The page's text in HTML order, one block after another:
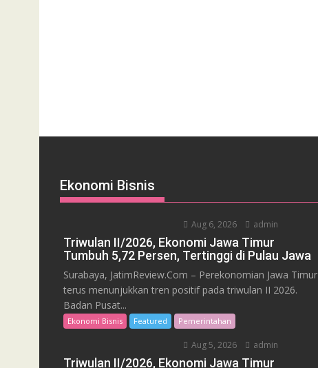
Ekonomi Bisnis
Aug 6, 2026 admin
Triwulan II/2026, Ekonomi Jawa Timur
Tumbuh 5,72 Persen, Tertinggi di Pulau Jawa
Surabaya, JatimReview.Com – Perekonomian Jawa Timur
terus menunjukkan tren positif pada triwulan II 2026.
Badan Pusat...
Ekonomi Bisnis Featured Pemerintahan
Aug 5, 2026 admin
Triwulan II/2026, Ekonomi Jawa Timur